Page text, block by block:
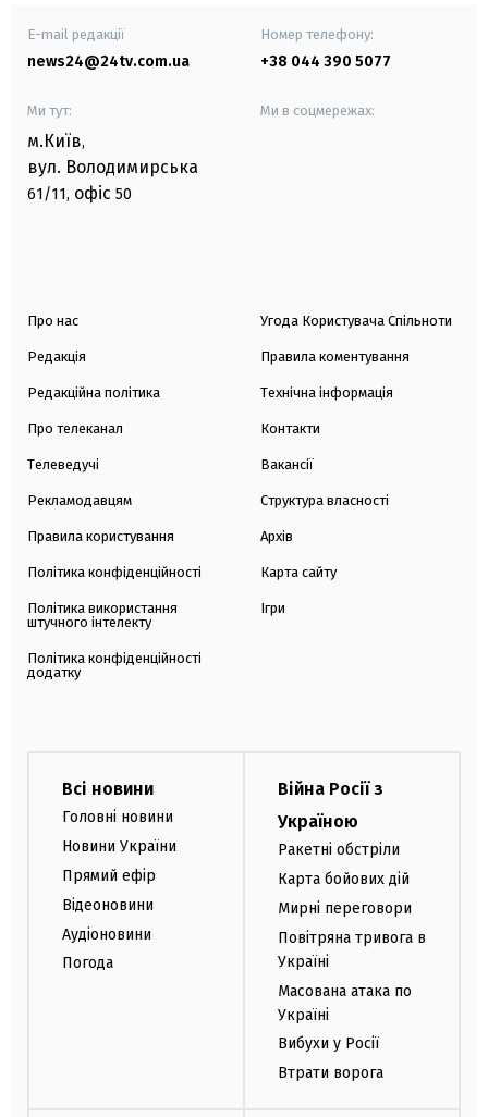
E-mail редакції
news24@24tv.com.ua
Номер телефону:
+38 044 390 5077
Ми тут:
м.Київ,
вул. Володимирська
61/11, офіс 50
Ми в соцмережах:
Про нас
Редакція
Редакційна політика
Про телеканал
Телеведучі
Рекламодавцям
Правила користування
Політика конфіденційності
Політика використання
штучного інтелекту
Політика конфіденційності
додатку
Угода Користувача Спільноти
Правила коментування
Технічна інформація
Контакти
Вакансії
Структура власності
Архів
Карта сайту
Ігри
Всі новини
Головні новини
Новини України
Прямий ефір
Відеоновини
Аудіоновини
Погода
Війна Росії з
Україною
Ракетні обстріли
Карта бойових дій
Мирні переговори
Повітряна тривога в
Україні
Масована атака по
Україні
Вибухи у Росії
Втрати ворога